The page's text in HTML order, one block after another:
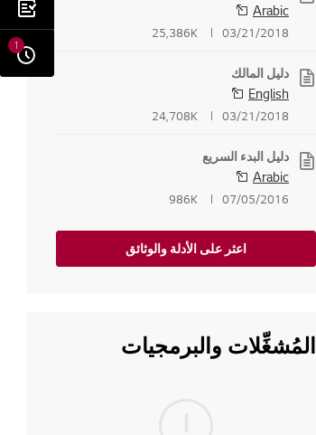
Arabic
03/21/2018
25,386K
دليل المالك
English
03/21/2018
24,708K
دليل البدء السريع
Arabic
07/05/2016
986K
اعثر على الأدلة والوثائق
المُشغِّلات والبرمجيات
1